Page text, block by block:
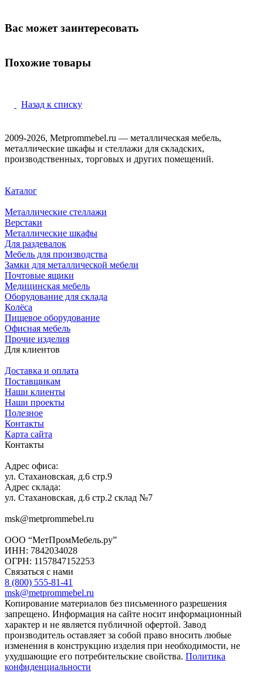
Вас может заинтересовать
Похожие товары
Назад к списку
2009-2026, Metprommebel.ru — металлическая мебель,
металлические шкафы и стеллажи для складских,
производственных, торговых и других помещений.
Каталог
Металлические стеллажи
Верстаки
Металлические шкафы
Для раздевалок
Мебель для производства
Замки для металлической мебели
Почтовые ящики
Медицинская мебель
Оборудование для склада
Колёса
Пищевое оборудование
Офисная мебель
Прочие изделия
Для клиентов
Доставка и оплата
Поставщикам
Наши клиенты
Наши проекты
Полезное
Контакты
Карта сайта
Контакты
Адрес офиса:
ул. Стахановская, д.6 стр.9
Адрес склада:
ул. Стахановская, д.6 стр.2 склад №7
msk@metprommebel.ru
ООО “МетПромМебель.ру”
ИНН: 7842034028
ОГРН: 1157847152253
Связаться с нами
8 (800) 555-81-41
msk@metprommebel.ru
Копирование материалов без письменного разрешения
запрещено. Информация на сайте носит информационный
характер и не является публичной офертой. Завод
производитель оставляет за собой право вносить любые
изменения в конструкцию изделия при необходимости, не
ухудшающие его потребительские свойства. Политика
конфиденциальности